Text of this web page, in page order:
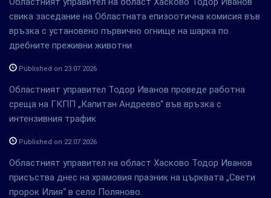
свика заседание на Областната епизоотична комисия във
връзка с установено първично огнище на шарка по
дребните преживни животни
Published on 23.07.2026
Областният управител Тодор Иванов проведе работна
среща на ГКПП „Капитан Андреево“ във връзка с
интензивния трафик
Published on 22.07.2026
Областният управител на област Хасково Тодор Иванов
присъства днес на храмовия празник на църквата „Свети
пророк Илия“ в село Поляново.